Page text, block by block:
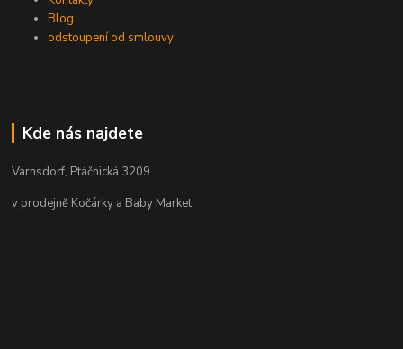
Blog
odstoupení od smlouvy
Kde nás najdete
Varnsdorf, Ptáčnická 3209
v prodejně Kočárky a Baby Market